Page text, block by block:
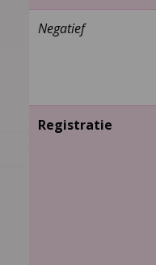
Negatief
Registratie